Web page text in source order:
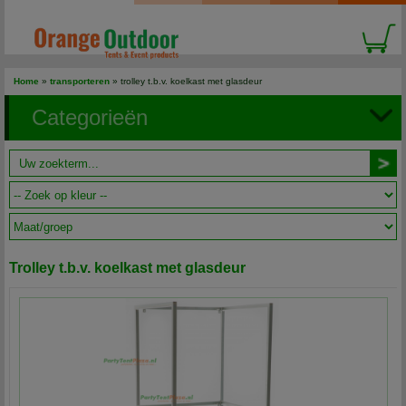
Home » transporteren » trolley t.b.v. koelkast met glasdeur
Categorieën
Trolley t.b.v. koelkast met glasdeur